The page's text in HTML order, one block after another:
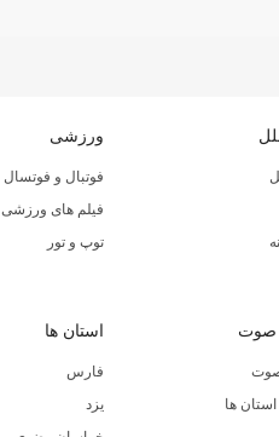
ورزشی
فوتبال و فوتسال
فیلم های ورزشی
توپ و تور
صوت
صوت
ها
استان ها
فارس
یزد